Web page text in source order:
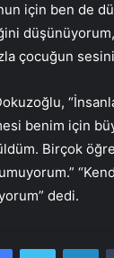
için ben de
çocuğun
benim için
Birçok
dedi.
FacebookTwitter